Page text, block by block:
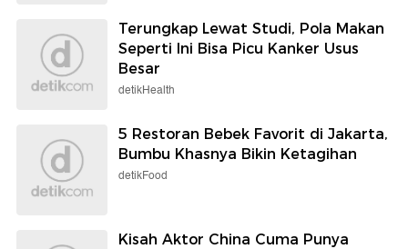
Terungkap Lewat Studi, Pola Makan
Seperti Ini Bisa Picu Kanker Usus
Besar
detikHealth
5 Restoran Bebek Favorit di Jakarta,
Bumbu Khasnya Bikin Ketagihan
detikFood
Kisah Aktor China Cuma Punya